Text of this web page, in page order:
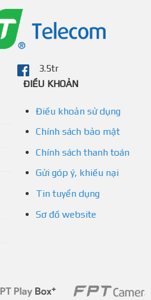
3.5tr
ĐIỀU KHOẢN
Điều khoản sử dụng
Chính sách bảo mật
Chính sách thanh toán
Gửi góp ý, khiếu nại
Tin tuyển dụng
Sơ đồ website